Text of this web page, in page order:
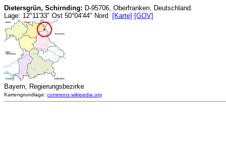
Dietersgrün, Schirnding: D-95706, Oberfranken, Deutschland.
Lage: 12°11'33" Ost 50°04'44" Nord
[Karte] [GOV]
Bayern, Regierungsbezirke
Kartengrundlage: commons wikipedia.org